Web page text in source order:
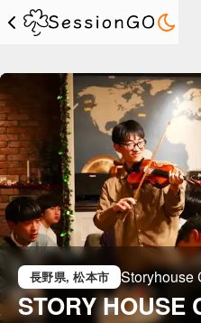
長野県, 松本市 Storyhouse
STORY HOUSE